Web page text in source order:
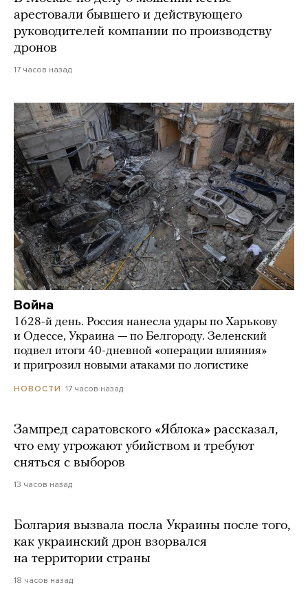
арестовали бывшего и действующего
руководителей компании по производству
дронов
17 часов назад
Война
1628-й день. Россия нанесла удары по Харькову
и Одессе, Украина — по Белгороду. Зеленский
подвел итоги 40-дневной «операции влияния»
и пригрозил новыми атаками по логистике
НОВОСТИ 17 часов назад
Зампред саратовского «Яблока» рассказал,
что ему угрожают убийством и требуют
сняться с выборов
13 часов назад
Болгария вызвала посла Украины после того,
как украинский дрон взорвался
на территории страны
18 часов назад